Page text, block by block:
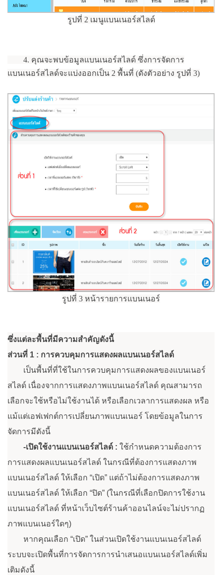
รูปที่ 2 เมนูแบนเนอร์สไลด์
4. คุณจะพบข้อมูลแบนเนอร์สไลด์ ซึ่งการจัดการ
แบนเนอร์สไลด์จะแบ่งออกเป็น 2 พื้นที่ (ดังตัวอย่าง รูปที่ 3)
รูปที่ 3 หน้ารายการแบนเนอร์
ซึ่งแต่ละพื้นที่มีความสำคัญดังนี้
ส่วนที่ 1 : การควบคุมการแสดงผลแบนเนอร์สไลด์
เป็นพื้นที่ที่ใช้ในการควบคุมการแสดงผลของแบนเนอร์
สไลด์ เนื่องจากการแสดงภาพแบนเนอร์สไลด์ คุณสามารถ
เลือกจะใช้หรือไม่ใช้งานได้ หรือเลือกเวลาการแสดงผล หรือ
แม้แต่เอฟเฟกต์การเปลี่ยนภาพแบนเนอร์ โดยข้อมูลในการ
จัดการมีดังนี้
-เปิดใช้งานแบนเนอร์สไลด์ : ใช้กำหนดความต้องการ
การแสดงผลแบนเนอร์สไลด์ ในกรณีที่ต้องการแสดงภาพ
แบนเนอร์สไลด์ ให้เลือก “เปิด” แต่ถ้าไม่ต้องการแสดงภาพ
แบนเนอร์สไลด์ ให้เลือก “ปิด” (ในกรณีที่เลือกปิดการใช้งาน
แบนเนอร์สไลด์ ที่หน้าเว็บไซต์ร้านค้าออนไลน์จะไม่ปรากฏ
ภาพแบนเนอร์ใดๆ)
หากคุณเลือก “เปิด” ในส่วนเปิดใช้งานแบนเนอร์สไลด์
ระบบจะเปิดพื้นที่การจัดการการนำเสนอแบนเนอร์สไลด์เพิ่ม
เติมดังนี้